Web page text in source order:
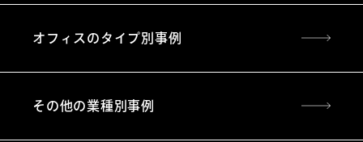
その他の業種別事例
オフィスのタイプ別事例